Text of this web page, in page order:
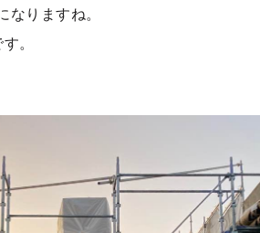
なりますね。
。